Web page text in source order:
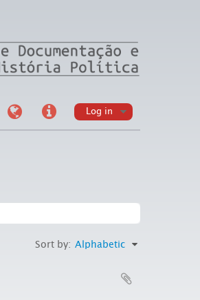
Log in
Sort by: Alphabetic